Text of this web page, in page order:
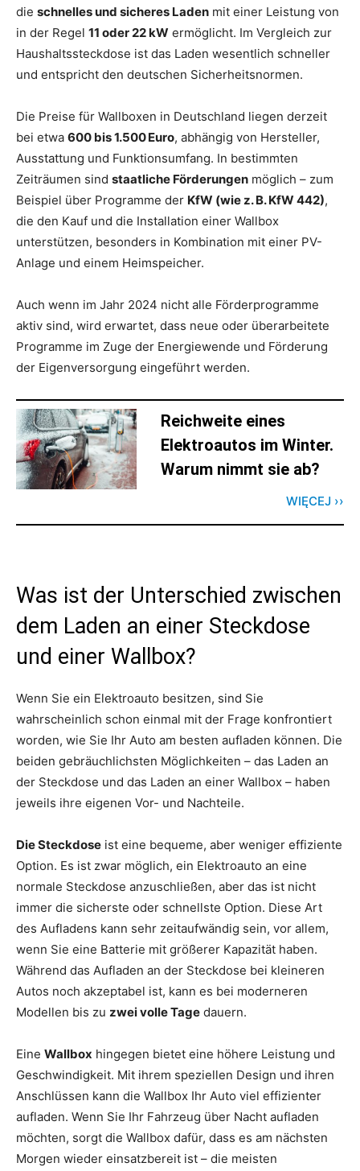
die schnelles und sicheres Laden mit einer Leistung von
in der Regel 11 oder 22 kW ermöglicht. Im Vergleich zur
Haushaltssteckdose ist das Laden wesentlich schneller
und entspricht den deutschen Sicherheitsnormen.
Die Preise für Wallboxen in Deutschland liegen derzeit
bei etwa 600 bis 1.500 Euro, abhängig von Hersteller,
Ausstattung und Funktionsumfang. In bestimmten
Zeiträumen sind staatliche Förderungen möglich – zum
Beispiel über Programme der KfW (wie z. B. KfW 442),
die den Kauf und die Installation einer Wallbox
unterstützen, besonders in Kombination mit einer PV-
Anlage und einem Heimspeicher.
Auch wenn im Jahr 2024 nicht alle Förderprogramme
aktiv sind, wird erwartet, dass neue oder überarbeitete
Programme im Zuge der Energiewende und Förderung
der Eigenversorgung eingeführt werden.
Reichweite eines
Elektroautos im Winter.
Warum nimmt sie ab?
WIĘCEJ ››
Was ist der Unterschied zwischen
dem Laden an einer Steckdose
und einer Wallbox?
Wenn Sie ein Elektroauto besitzen, sind Sie
wahrscheinlich schon einmal mit der Frage konfrontiert
worden, wie Sie Ihr Auto am besten aufladen können. Die
beiden gebräuchlichsten Möglichkeiten – das Laden an
der Steckdose und das Laden an einer Wallbox – haben
jeweils ihre eigenen Vor- und Nachteile.
Die Steckdose ist eine bequeme, aber weniger effiziente
Option. Es ist zwar möglich, ein Elektroauto an eine
normale Steckdose anzuschließen, aber das ist nicht
immer die sicherste oder schnellste Option. Diese Art
des Aufladens kann sehr zeitaufwändig sein, vor allem,
wenn Sie eine Batterie mit größerer Kapazität haben.
Während das Aufladen an der Steckdose bei kleineren
Autos noch akzeptabel ist, kann es bei moderneren
Modellen bis zu zwei volle Tage dauern.
Eine Wallbox hingegen bietet eine höhere Leistung und
Geschwindigkeit. Mit ihrem speziellen Design und ihren
Anschlüssen kann die Wallbox Ihr Auto viel effizienter
aufladen. Wenn Sie Ihr Fahrzeug über Nacht aufladen
möchten, sorgt die Wallbox dafür, dass es am nächsten
Morgen wieder einsatzbereit ist – die meisten